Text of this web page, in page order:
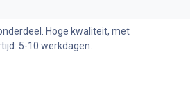
Hoge kwaliteit, met
5-10 werkdagen.